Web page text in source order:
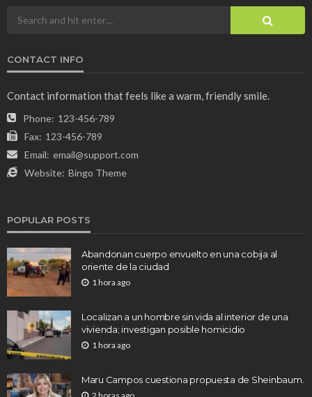
CONTACT INFO
Contact information that feels like a warm, friendly smile.
Phone: 123-456-789
Fax: 123-456-789
Email: email@support.com
Website: Bingo Theme
POPULAR POSTS
Abandonan cuerpo envuelto en una cobija al
oriente de la ciudad
1 hora ago
Localizan a un hombre sin vida al interior de una
vivienda; investigan posible homicidio
1 hora ago
Maru Campos cuestiona propuesta de Sheinbaum.